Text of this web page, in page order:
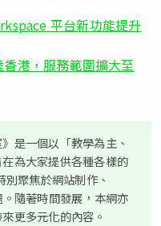
平台新功能提升
港，服務範圍擴大至
是一個以「教學為主、
為大家提供各種各樣的
聚焦於網站制作、
隨著時間發展，本網亦
更多元化的內容。